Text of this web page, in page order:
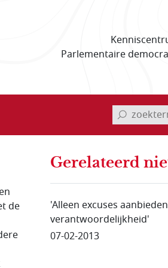
Parlementaire
invoerveld
de
Gerelateerd
'Alleen excuses
verantwoordelijkheid'
07-02-2013